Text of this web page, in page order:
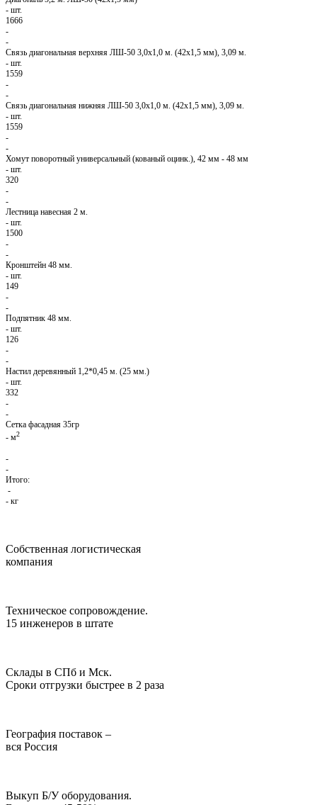
- шт.
1666
-
-
Связь диагональная верхняя ЛШ-50 3,0х1,0 м. (42х1,5 мм), 3,09 м.
- шт.
1559
-
-
Связь диагональная нижняя ЛШ-50 3,0х1,0 м. (42х1,5 мм), 3,09 м.
- шт.
1559
-
-
Хомут поворотный универсальный (кованый оцинк.), 42 мм - 48 мм
- шт.
320
-
-
Лестница навесная 2 м.
- шт.
1500
-
-
Кронштейн 48 мм.
- шт.
149
-
-
Подпятник 48 мм.
- шт.
126
-
-
Настил деревянный 1,2*0,45 м. (25 мм.)
- шт.
332
-
-
Сетка фасадная 35гр
- м2
-
-
Итого:
-
- кг
Собственная логистическая
компания
Техническое сопровождение.
15 инженеров в штате
Склады в СПб и Мск.
Сроки отгрузки быстрее в 2 раза
География поставок –
вся Россия
Выкуп Б/У оборудования.